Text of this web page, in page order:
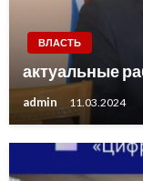
ВЛАСТЬ
актуальные
admin 11.03.2024